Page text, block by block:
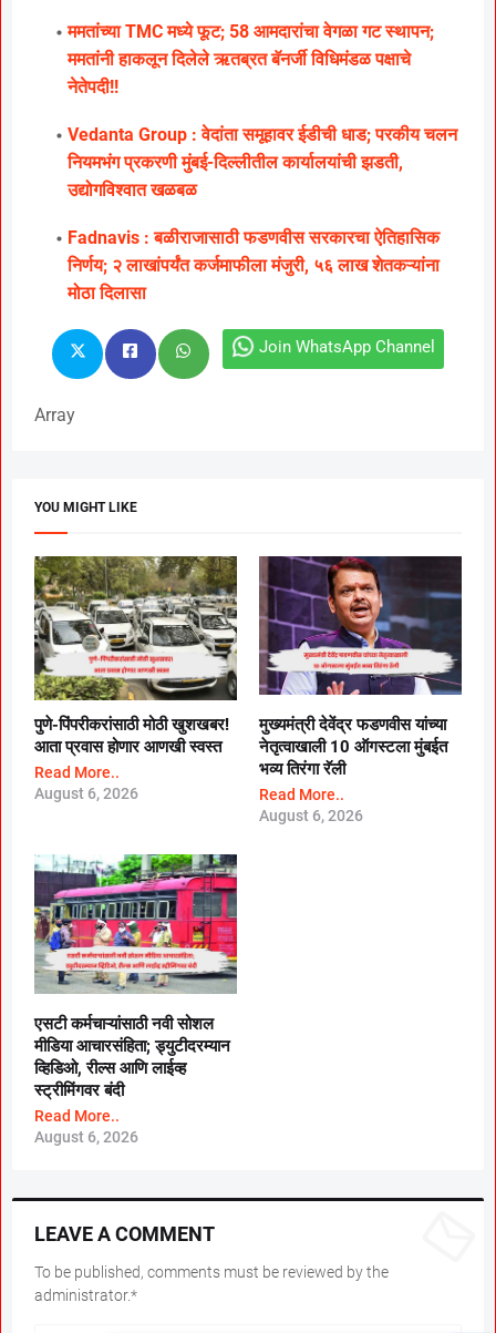
ममतांच्या TMC मध्ये फूट; 58 आमदारांचा वेगळा गट स्थापन;
ममतांनी हाकलून दिलेले ऋतब्रत बॅनर्जी विधिमंडळ पक्षाचे
नेतेपदी!!
Vedanta Group : वेदांता समूहावर ईडीची धाड; परकीय चलन
नियमभंग प्रकरणी मुंबई-दिल्लीतील कार्यालयांची झडती,
उद्योगविश्वात खळबळ
Fadnavis : बळीराजासाठी फडणवीस सरकारचा ऐतिहासिक
निर्णय; २ लाखांपर्यंत कर्जमाफीला मंजुरी, ५६ लाख शेतकऱ्यांना
मोठा दिलासा
Join WhatsApp Channel
Array
YOU MIGHT LIKE
पुणे-पिंपरीकरांसाठी मोठी खुशखबर!
आता प्रवास होणार आणखी स्वस्त
Read More..
August 6, 2026
मुख्यमंत्री देवेंद्र फडणवीस यांच्या
नेतृत्वाखाली 10 ऑगस्टला मुंबईत
भव्य तिरंगा रॅली
Read More..
August 6, 2026
एसटी कर्मचाऱ्यांसाठी नवी सोशल
मीडिया आचारसंहिता; ड्युटीदरम्यान
व्हिडिओ, रील्स आणि लाईव्ह
स्ट्रीमिंगवर बंदी
Read More..
August 6, 2026
LEAVE A COMMENT
To be published, comments must be reviewed by the
administrator.*